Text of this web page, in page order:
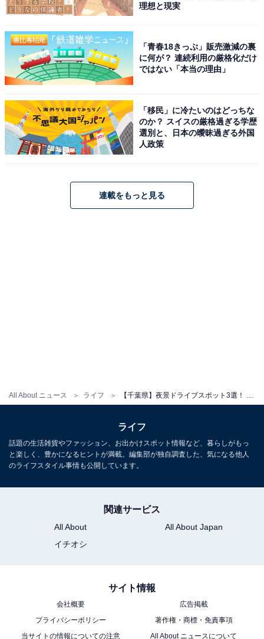
All About ニュース ライフ
「工場夜景クルーズ定期便」は毎月第2・第4土曜日（日
没時間に出航・約70分間）に運航され、大人2500円・小
中学生1300円で参加できます。普段は陸上から見ること
のできない海上ならではの視点で、迫力ある製鉄プラン
ト・石油タンク群・煙突の灯りなどを間近に楽しめま
す。
なお2026年5〜7月はレーザービルボードの投影が工事の
ためお休みとなっています。8月には夕景クルーズ特別
SA・東京湾360度絶景PA・房総グルメ。高速
道路SA・PA3選
「犬吠埼灯台」は夜こそ灯台の本領発揮！ 国重要
理想と現実
「青春18きっぷ」販売激減の裏
に何が？ 連続利用の厳格化だけ
ではない「本当の理由」
「移民」に冷たいのはどっちな
のか？ スイスの厳格過ぎる学歴
選別と、日本の曖昧過ぎる外国
人政策
連載をもっと見る
ライフ
話題の生活雑貨やファッション、お出かけスポット情報など、暮らしがもっ
と楽しく、豊かになるヒントが満載。編集部が独自調査した、気になる他人
のライフスタイル事情も公開しています。
関連サービス
All About
All About Japan
イチオシ
サイト情報
会社概要
広告掲載
プライバシーポリシー
著作権・商標・免責事項
当サイトの情報についての注意
All About ニュースについて